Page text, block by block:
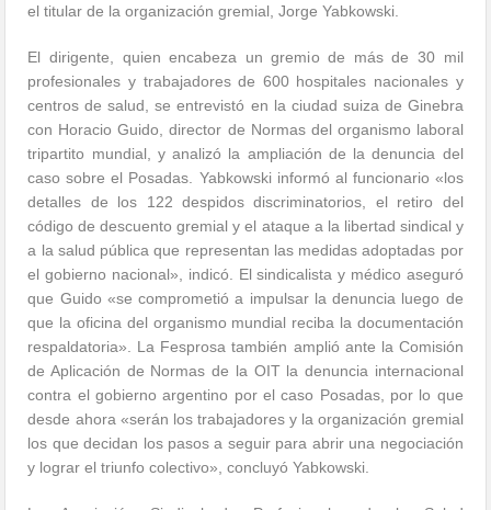
el titular de la organización gremial, Jorge Yabkowski.
El dirigente, quien encabeza un gremio de más de 30 mil
profesionales y trabajadores de 600 hospitales nacionales y
centros de salud, se entrevistó en la ciudad suiza de Ginebra
con Horacio Guido, director de Normas del organismo laboral
tripartito mundial, y analizó la ampliación de la denuncia del
caso sobre el Posadas. Yabkowski informó al funcionario «los
detalles de los 122 despidos discriminatorios, el retiro del
código de descuento gremial y el ataque a la libertad sindical y
a la salud pública que representan las medidas adoptadas por
el gobierno nacional», indicó. El sindicalista y médico aseguró
que Guido «se comprometió a impulsar la denuncia luego de
que la oficina del organismo mundial reciba la documentación
respaldatoria». La Fesprosa también amplió ante la Comisión
de Aplicación de Normas de la OIT la denuncia internacional
contra el gobierno argentino por el caso Posadas, por lo que
desde ahora «serán los trabajadores y la organización gremial
los que decidan los pasos a seguir para abrir una negociación
y lograr el triunfo colectivo», concluyó Yabkowski.